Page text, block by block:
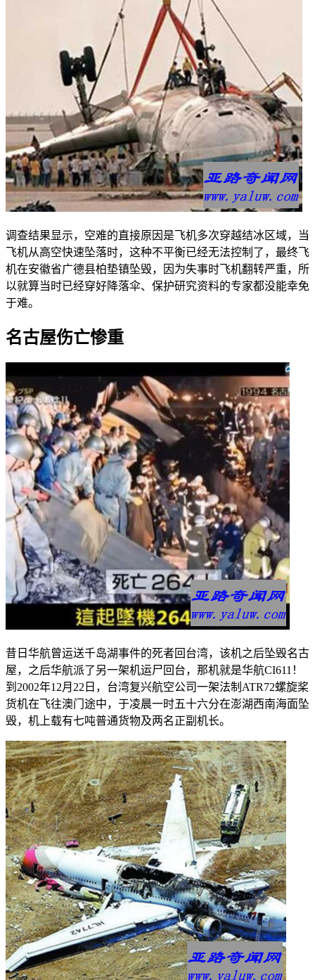
调查结果显示，空难的直接原因是飞机多次穿越结冰区域，当
飞机从高空快速坠落时，这种不平衡已经无法控制了，最终飞
机在安徽省广德县柏垫镇坠毁，因为失事时飞机翻转严重，所
以就算当时已经穿好降落伞、保护研究资料的专家都没能幸免
于难。
名古屋伤亡惨重
昔日华航曾运送千岛湖事件的死者回台湾，该机之后坠毁名古
屋，之后华航派了另一架机运尸回台，那机就是华航CI611！
到2002年12月22日，台湾复兴航空公司一架法制ATR72螺旋桨
货机在飞往澳门途中，于凌晨一时五十六分在澎湖西南海面坠
毁，机上载有七吨普通货物及两名正副机长。